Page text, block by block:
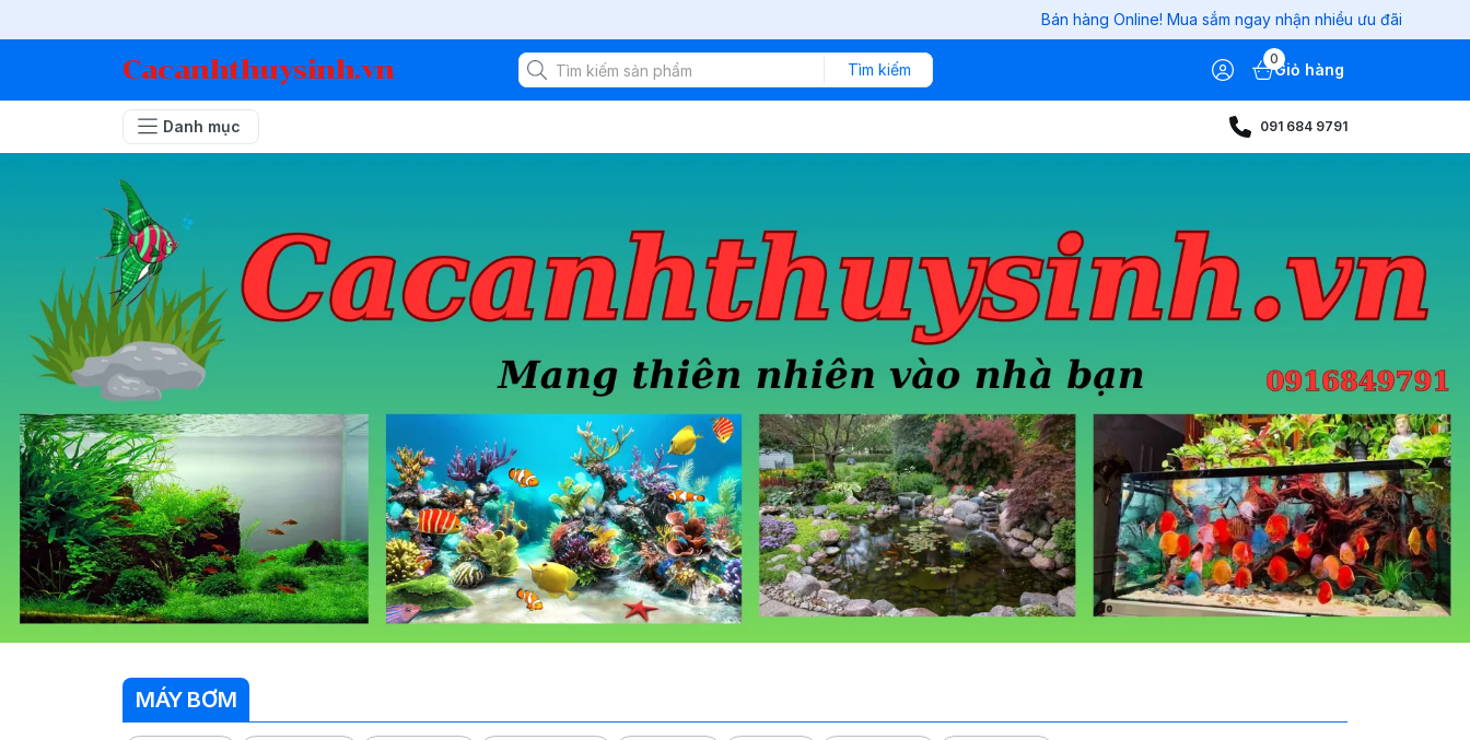
Bán hàng Online! Mua sắm ngay nhận nhiều ưu đãi
Cacanhthuysinh.vn Tìm kiếm
0
Giỏ hàng
Danh mục 091 684 9791
MÁY BƠM